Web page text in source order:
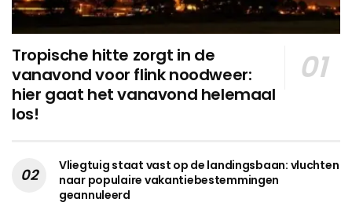
Tropische hitte zorgt in de
vanavond voor flink noodweer:
hier gaat het vanavond helemaal
los!
Vliegtuig staat vast op de landingsbaan: vluchten
naar populaire vakantiebestemmingen
geannuleerd